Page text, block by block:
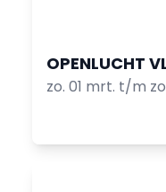
OPENLUCHT
zo. 01 mrt. t/m